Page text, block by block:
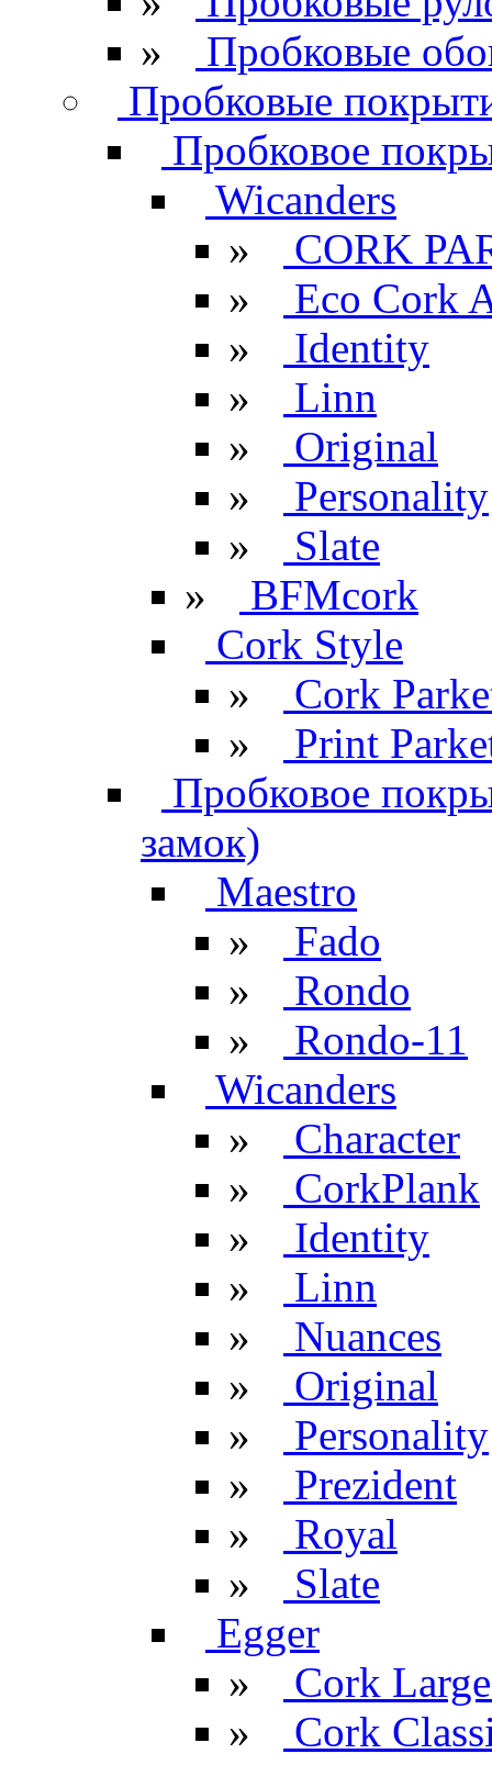
»
Пробковые
Пробковые
Пробковое
Wicanders
»
CORK
»
Eco Cork
»
Identity
»
Linn
»
Original
»
Personality
»
Slate
»
BFMcork
Cork Style
»
Cork
»
Print
Пробковое
замок)
Maestro
»
Fado
»
Rondo
»
Rondo-11
Wicanders
»
Character
»
CorkPlank
»
Identity
»
Linn
»
Nuances
»
Original
»
Personality
»
Prezident
»
Royal
»
Slate
Egger
»
Cork
»
Cork